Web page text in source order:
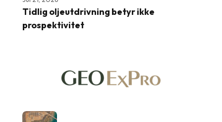
Tidlig oljeutdrivning betyr ikke
prospektivitet